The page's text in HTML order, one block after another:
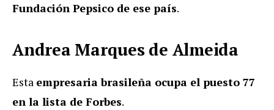
Fundación Pepsico de ese país.
Andrea Marques de Almeida
Esta empresaria brasileña ocupa el puesto 77
en la lista de Forbes.